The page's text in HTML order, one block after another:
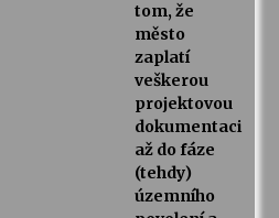
tom, že
město
zaplatí
veškerou
projektovou
dokumentaci
až do fáze
(tehdy)
územního